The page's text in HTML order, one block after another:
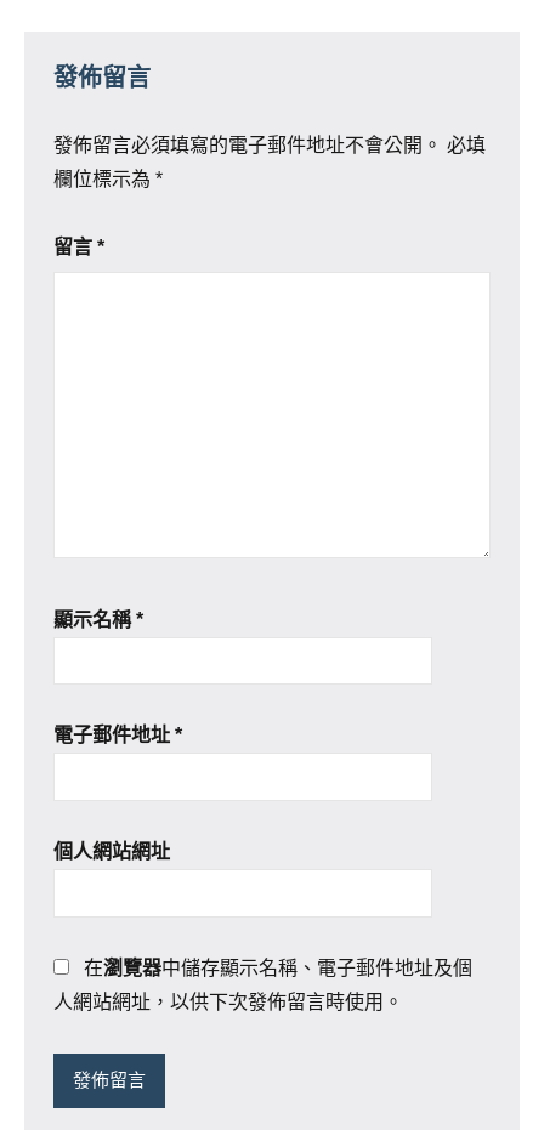
發佈留言
發佈留言必須填寫的電子郵件地址不會公開。 必填
欄位標示為 *
留言 *
顯示名稱*
電子郵件地址 *
個人網站網址
在瀏覽器中儲存顯示名稱、電子郵件地址及個
人網站網址，以供下次發佈留言時使用。